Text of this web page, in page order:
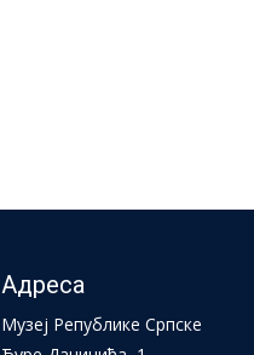
Адреса
Музеј Републике Српске